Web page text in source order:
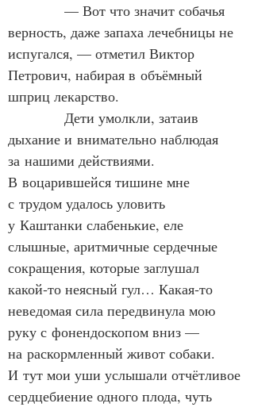
— Вот что значит собачья
верность, даже запаха лечебницы не
испугался, — отметил Виктор
Петрович, набирая в объёмный
шприц лекарство.
Дети умолкли, затаив
дыхание и внимательно наблюдая
за нашими действиями.
В воцарившейся тишине мне
с трудом удалось уловить
у Каштанки слабенькие, еле
слышные, аритмичные сердечные
сокращения, которые заглушал
какой‑то неясный гул… Какая‑то
неведомая сила передвинула мою
руку с фонендоскопом вниз —
на раскормленный живот собаки.
И тут мои уши услышали отчётливое
сердцебиение одного плода, чуть